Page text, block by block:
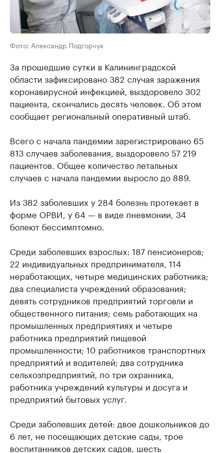
Фото: Александр Подгорчук
За прошедшие сутки в Калининградской
области зафиксировано 382 случая заражения
коронавирусной инфекцией, выздоровело 302
пациента, скончались десять человек. Об этом
сообщает региональный оперативный штаб.
Всего с начала пандемии зарегистрировано 65
813 случаев заболевания, выздоровело 57 219
пациентов. Общее количество летальных
случаев с начала пандемии выросло до 889.
Из 382 заболевших у 284 болезнь протекает в
форме ОРВИ, у 64 — в виде пневмонии, 34
болеют бессимптомно.
Среди заболевших взрослых: 187 пенсионеров;
22 индивидуальных предпринимателя, 114
неработающих, четыре медицинских работника;
два специалиста учреждений образования;
девять сотрудников предприятий торговли и
общественного питания; семь работающих на
промышленных предприятиях и четыре
работника предприятий пищевой
промышленности; 10 работников транспортных
предприятий и водителей; два сотрудника
сельхозпредприятий, по три охранника,
работника учреждений культуры и досуга и
предприятий бытовых услуг.
Среди заболевших детей: двое дошкольников до
6 лет, не посещающих детские сады, трое
воспитанников детских садов, шесть